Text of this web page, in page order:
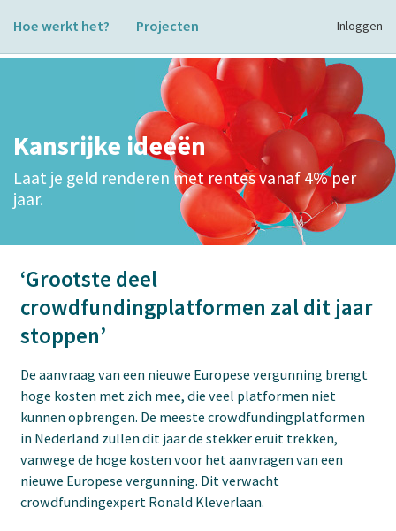
Hoe werkt het? Projecten Inloggen
Kansrijke ideeën
Laat je geld renderen met rentes vanaf 4% per
jaar.
‘Grootste deel
crowdfundingplatformen zal dit jaar
stoppen’
De aanvraag van een nieuwe Europese vergunning brengt
hoge kosten met zich mee, die veel platformen niet
kunnen opbrengen. De meeste crowdfundingplatformen
in Nederland zullen dit jaar de stekker eruit trekken,
vanwege de hoge kosten voor het aanvragen van een
nieuwe Europese vergunning. Dit verwacht
crowdfundingexpert Ronald Kleverlaan.